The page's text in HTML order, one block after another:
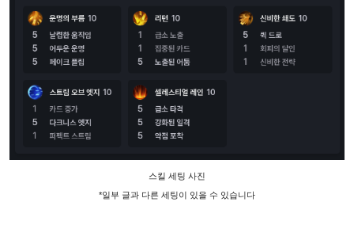
스킬 세팅 사진
*일부 글과 다른 세팅이 있을 수 있습니다